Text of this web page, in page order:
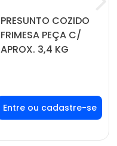
PRESUNTO COZIDO
FRIMESA PEÇA C/
APROX. 3,4 KG
Faça seu login ou
cadastre-se para
ver preços e